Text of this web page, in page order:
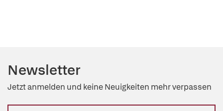
Newsletter
Jetzt anmelden und keine Neuigkeiten mehr verpassen